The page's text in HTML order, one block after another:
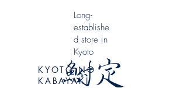
​Long-
establishe
d store in
Kyoto
KYOTO NO
KABAYAKI